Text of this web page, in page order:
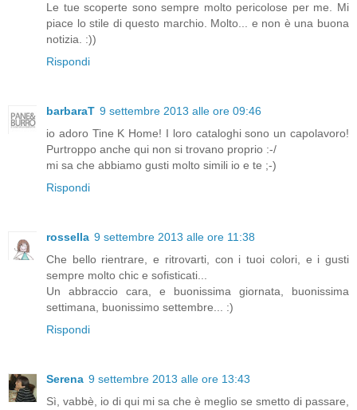
Le tue scoperte sono sempre molto pericolose per me. Mi
piace lo stile di questo marchio. Molto... e non è una buona
notizia. :))
Rispondi
barbaraT 9 settembre 2013 alle ore 09:46
io adoro Tine K Home! I loro cataloghi sono un capolavoro!
Purtroppo anche qui non si trovano proprio :-/
mi sa che abbiamo gusti molto simili io e te ;-)
Rispondi
rossella 9 settembre 2013 alle ore 11:38
Che bello rientrare, e ritrovarti, con i tuoi colori, e i gusti
sempre molto chic e sofisticati...
Un abbraccio cara, e buonissima giornata, buonissima
settimana, buonissimo settembre... :)
Rispondi
Serena 9 settembre 2013 alle ore 13:43
Sì, vabbè, io di qui mi sa che è meglio se smetto di passare,